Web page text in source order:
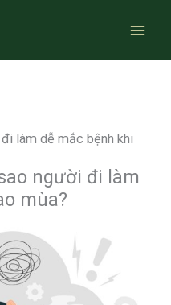
làm dễ mắc bệnh khi
người đi làm
mùa?